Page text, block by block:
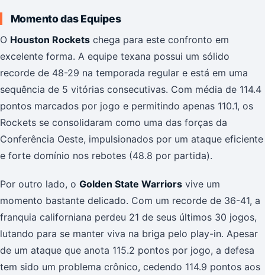
Momento das Equipes
O Houston Rockets chega para este confronto em
excelente forma. A equipe texana possui um sólido
recorde de 48-29 na temporada regular e está em uma
sequência de 5 vitórias consecutivas. Com média de 114.4
pontos marcados por jogo e permitindo apenas 110.1, os
Rockets se consolidaram como uma das forças da
Conferência Oeste, impulsionados por um ataque eficiente
e forte domínio nos rebotes (48.8 por partida).
Por outro lado, o Golden State Warriors vive um
momento bastante delicado. Com um recorde de 36-41, a
franquia californiana perdeu 21 de seus últimos 30 jogos,
lutando para se manter viva na briga pelo play-in. Apesar
de um ataque que anota 115.2 pontos por jogo, a defesa
tem sido um problema crônico, cedendo 114.9 pontos aos